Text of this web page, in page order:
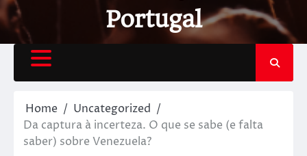
Portugal
Home
Uncategorized
Da captura à incerteza. O que se sabe (e falta
saber) sobre Venezuela?